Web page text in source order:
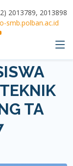
2013789, 2013898
smb.polban.ac.id
TA